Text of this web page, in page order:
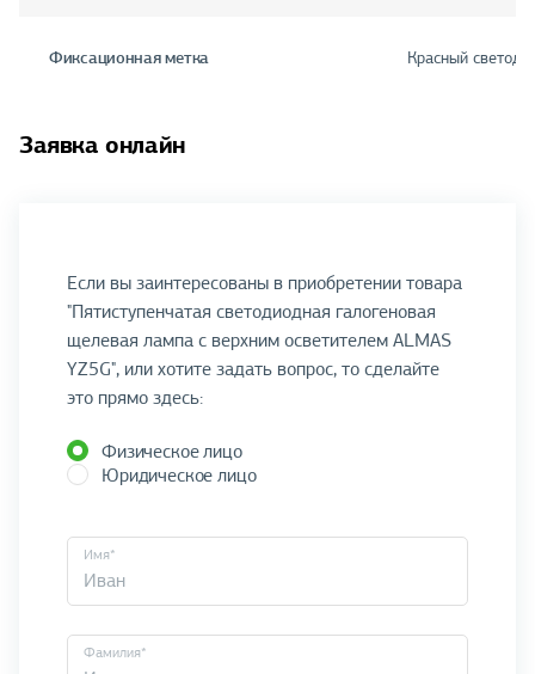
Фиксационная метка Красный
Заявка онлайн
Если вы заинтересованы в приобретении товара
"Пятиступенчатая светодиодная галогеновая
щелевая лампа с верхним осветителем ALMAS
YZ5G", или хотите задать вопрос, то сделайте
это прямо здесь:
Физическое лицо
Юридическое лицо
Имя*
Фамилия*